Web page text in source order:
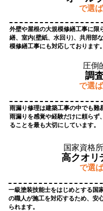
で選
外壁や屋根の大規模修繕工事に限
繕、室内(壁紙、水回り)、共用部
模修繕工事にも対応しております。
圧倒
調
で選
雨漏り修理は建築工事の中でも難
雨漏りを感覚や経験だけに頼らず
ることを最も大切にしています。
国家資格
高クオリ
で選
一級塗装技能士をはじめとする国
の職人が施工を対応するため、安
られます。